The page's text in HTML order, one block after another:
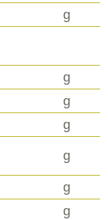
g
g
g
g
g
g
g